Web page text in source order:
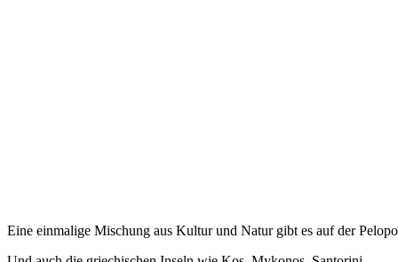
Eine einmalige Mischung aus Kultur und Natur gibt es auf der